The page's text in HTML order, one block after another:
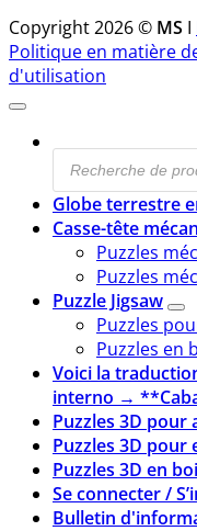
Copyright 2026 © MS I
Politique en matière
d'utilisation
Recherche
de
produits
Globe terrestre
Casse-tête
Puzzles
Puzzles
Puzzle Jigsaw
Puzzles
Puzzles en
Voici la
interno →
Puzzles 3D pour
Puzzles 3D pour
Puzzles 3D en
Se connecter /
Bulletin